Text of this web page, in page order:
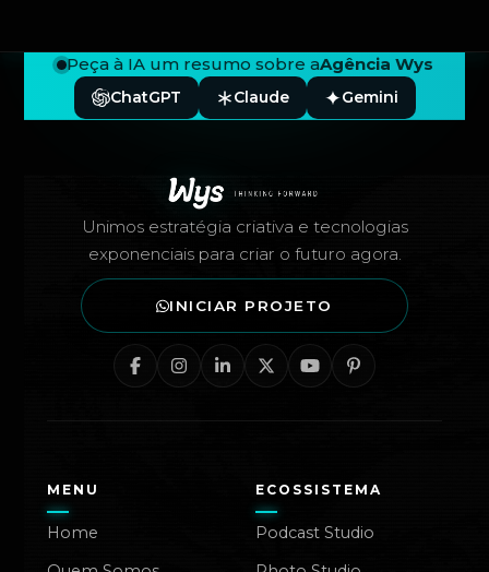
Peça à IA um resumo sobre aAgência Wys
ChatGPT Claude Gemini
Unimos estratégia criativa e tecnologias
exponenciais para criar o futuro agora.
INICIAR PROJETO
MENU
Home
ECOSSISTEMA
Podcast Studio